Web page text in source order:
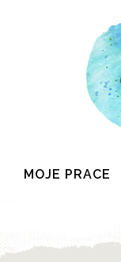
MOJE PRACE